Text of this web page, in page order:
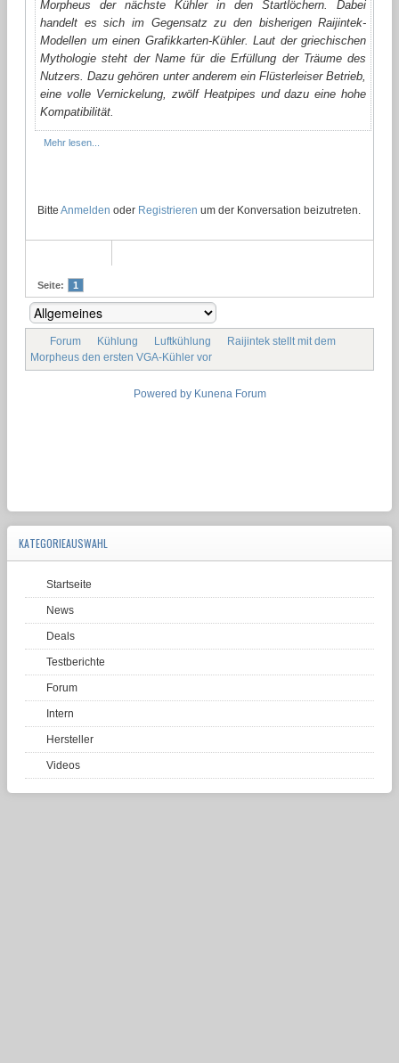
Morpheus der nächste Kühler in den Startlöchern. Dabei
handelt es sich im Gegensatz zu den bisherigen Raijintek-
Modellen um einen Grafikkarten-Kühler. Laut der griechischen
Mythologie steht der Name für die Erfüllung der Träume des
Nutzers. Dazu gehören unter anderem ein Flüsterleiser Betrieb,
eine volle Vernickelung, zwölf Heatpipes und dazu eine hohe
Kompatibilität.
Mehr lesen...
Bitte Anmelden oder Registrieren um der Konversation beizutreten.
Seite: 1
Forum Kühlung Luftkühlung
Raijintek stellt mit dem
Morpheus den ersten VGA-Kühler vor
Powered by Kunena Forum
KATEGORIEAUSWAHL
Startseite
News
Deals
Testberichte
Forum
Intern
Hersteller
Videos